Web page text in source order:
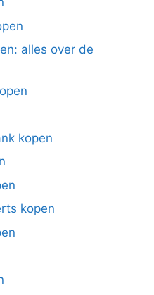
alles over de
kopen
kopen